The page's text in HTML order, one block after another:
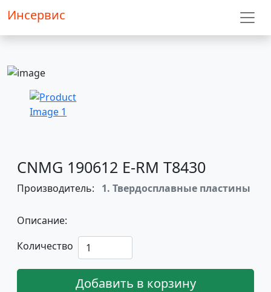
Инсервис
CNMG 190612 E-RM T8430
Производитель: 1. Твердосплавные пластины
Описание:
Количество
Добавить в корзину